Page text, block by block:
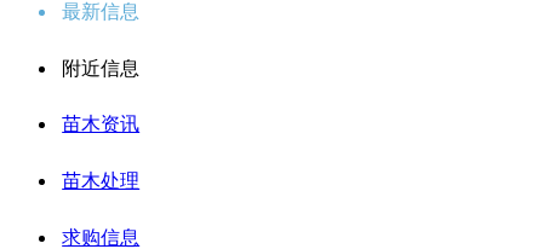
最新信息
附近信息
苗木资讯
苗木处理
求购信息